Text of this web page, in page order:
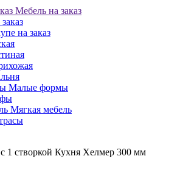
Мебель на заказ
на заказ
Малые формы
Мягкая мебель
створкой Кухня Хелмер 300 мм